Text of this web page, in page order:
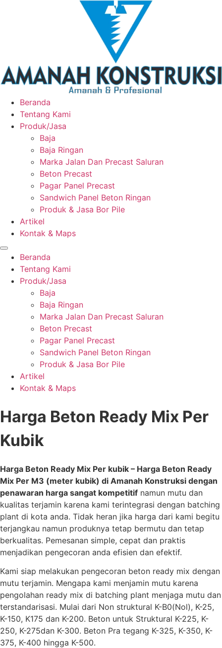
Beranda
Tentang Kami
Produk/Jasa
Baja
Baja Ringan
Marka Jalan Dan Precast Saluran
Beton Precast
Pagar Panel Precast
Sandwich Panel Beton Ringan
Produk & Jasa Bor Pile
Artikel
Kontak & Maps
Beranda
Tentang Kami
Produk/Jasa
Baja
Baja Ringan
Marka Jalan Dan Precast Saluran
Beton Precast
Pagar Panel Precast
Sandwich Panel Beton Ringan
Produk & Jasa Bor Pile
Artikel
Kontak & Maps
Harga Beton Ready Mix Per
Kubik
Harga Beton Ready Mix Per kubik – Harga Beton Ready
Mix Per M3 (meter kubik) di Amanah Konstruksi dengan
penawaran harga sangat kompetitif namun mutu dan
kualitas terjamin karena kami terintegrasi dengan batching
plant di kota anda. Tidak heran jika harga dari kami begitu
terjangkau namun produknya tetap bermutu dan tetap
berkualitas. Pemesanan simple, cepat dan praktis
menjadikan pengecoran anda efisien dan efektif.
Kami siap melakukan pengecoran beton ready mix dengan
mutu terjamin. Mengapa kami menjamin mutu karena
pengolahan ready mix di batching plant menjaga mutu dan
terstandarisasi. Mulai dari Non struktural K-B0(Nol), K-25,
K-150, K175 dan K-200. Beton untuk Struktural K-225, K-
250, K-275dan K-300. Beton Pra tegang K-325, K-350, K-
375, K-400 hingga K-500.